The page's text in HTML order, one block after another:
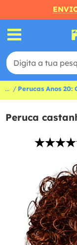
... Perucas Anos
Peruca